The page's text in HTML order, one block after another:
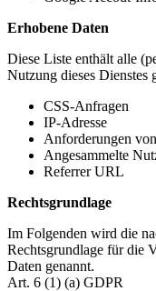
Erhobene Daten
Diese Liste enthält alle
Nutzung dieses Dienstes
CSS-Anfragen
IP-Adresse
Anforderungen
Angesammelte
Referrer URL
Rechtsgrundlage
Im Folgenden wird die
Rechtsgrundlage für die
Daten genannt.
Art. 6 (1) (a) GDPR